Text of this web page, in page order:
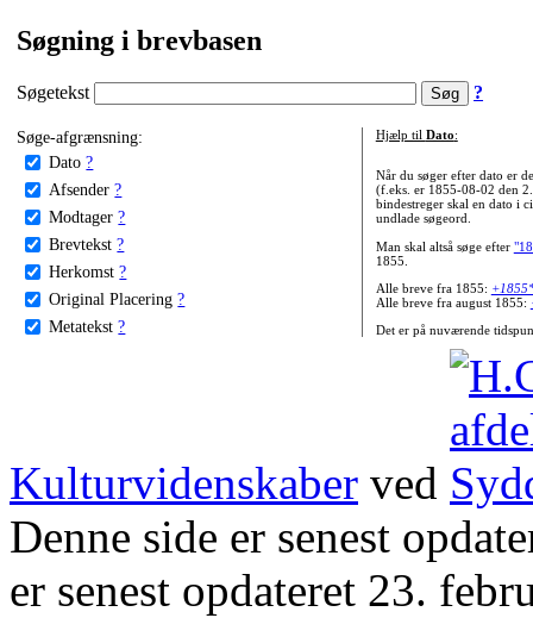
Søgning i brevbasen
Søgetekst ?
Søge-afgrænsning:
Dato ?
Afsender ?
Modtager ?
Brevtekst ?
Herkomst ?
Original Placering ?
Metatekst ?
Hjælp til Dato:
Når du søger efter dato er
(f.eks. er 1855-08-02 den
bindestreger skal en dato i
undlade søgeord.
Man skal altså søge efter
1855.
Alle breve fra 1855:
Alle breve fra august 1855:
Det er på nuværende
Kulturvidenskaber ved
Denne side er senest
er senest opdateret 23.